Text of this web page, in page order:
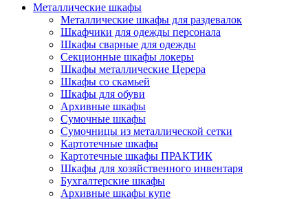
Металлические шкафы
Металлические шкафы для раздевалок
Шкафчики для одежды персонала
Шкафы сварные для одежды
Секционные шкафы локеры
Шкафы металлические Церера
Шкафы со скамьей
Шкафы для обуви
Архивные шкафы
Сумочные шкафы
Сумочницы из металлической сетки
Картотечные шкафы
Картотечные шкафы ПРАКТИК
Шкафы для хозяйственного инвентаря
Бухгалтерские шкафы
Архивные шкафы купе